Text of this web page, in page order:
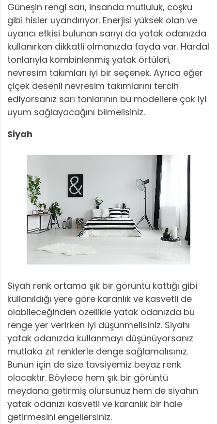
Güneşin rengi sarı, insanda mutluluk, coşku
gibi hisler uyandırıyor. Enerjisi yüksek olan ve
uyarıcı etkisi bulunan sarıyı da yatak odanızda
kullanırken dikkatli olmanızda fayda var. Hardal
tonlarıyla kombinlenmiş yatak örtüleri,
nevresim takımları iyi bir seçenek. Ayrıca eğer
çiçek desenli nevresim takımlarını tercih
ediyorsanız sarı tonlarının bu modellere çok iyi
uyum sağlayacağını bilmelisiniz.
Siyah
Siyah renk ortama şık bir görüntü kattığı gibi
kullanıldığı yere göre karanlık ve kasvetli de
olabileceğinden özellikle yatak odanızda bu
renge yer verirken iyi düşünmelisiniz. Siyahı
yatak odanızda kullanmayı düşünüyorsanız
mutlaka zıt renklerle denge sağlamalısınız.
Bunun için de size tavsiyemiz beyaz renk
olacaktır. Böylece hem şık bir görüntü
meydana getirmiş olursunuz hem de siyahın
yatak odanızı kasvetli ve karanlık bir hale
getirmesini engellersiniz.